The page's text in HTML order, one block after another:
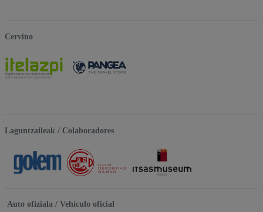
Cervino
Laguntzaileak / Colaboradores
Auto ofiziala / Vehículo oficial